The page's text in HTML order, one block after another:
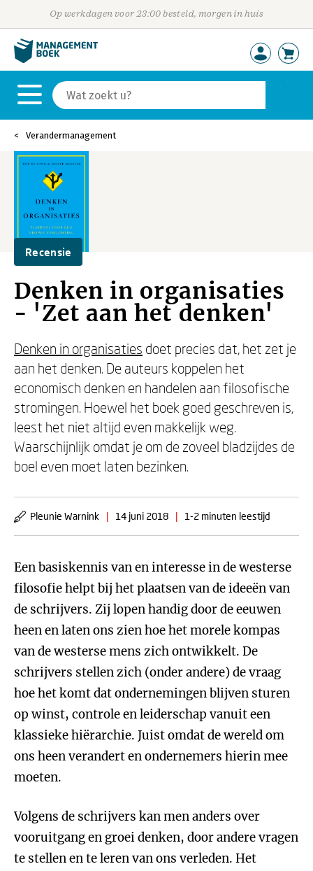
Op werkdagen voor 23:00 besteld, morgen in huis
Verandermanagement
Recensie
Denken in organisaties
- 'Zet aan het denken'
Denken in organisaties doet precies dat, het zet je
aan het denken. De auteurs koppelen het
economisch denken en handelen aan filosofische
stromingen. Hoewel het boek goed geschreven is,
leest het niet altijd even makkelijk weg.
Waarschijnlijk omdat je om de zoveel bladzijdes de
boel even moet laten bezinken.
Pleunie Warnink | 14 juni 2018 | 1-2 minuten leestijd
Een basiskennis van en interesse in de westerse
filosofie helpt bij het plaatsen van de ideeën van
de schrijvers. Zij lopen handig door de eeuwen
heen en laten ons zien hoe het morele kompas
van de westerse mens zich ontwikkelt. De
schrijvers stellen zich (onder andere) de vraag
hoe het komt dat ondernemingen blijven sturen
op winst, controle en leiderschap vanuit een
klassieke hiërarchie. Juist omdat de wereld om
ons heen verandert en ondernemers hierin mee
moeten.
Volgens de schrijvers kan men anders over
vooruitgang en groei denken, door andere vragen
te stellen en te leren van ons verleden. Het